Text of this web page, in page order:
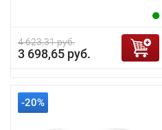
4 623,31 руб.
3 698,65 руб.
-20%